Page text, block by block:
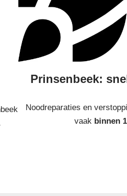
Prinsenbeek:
Noodreparaties en
vaak binnen